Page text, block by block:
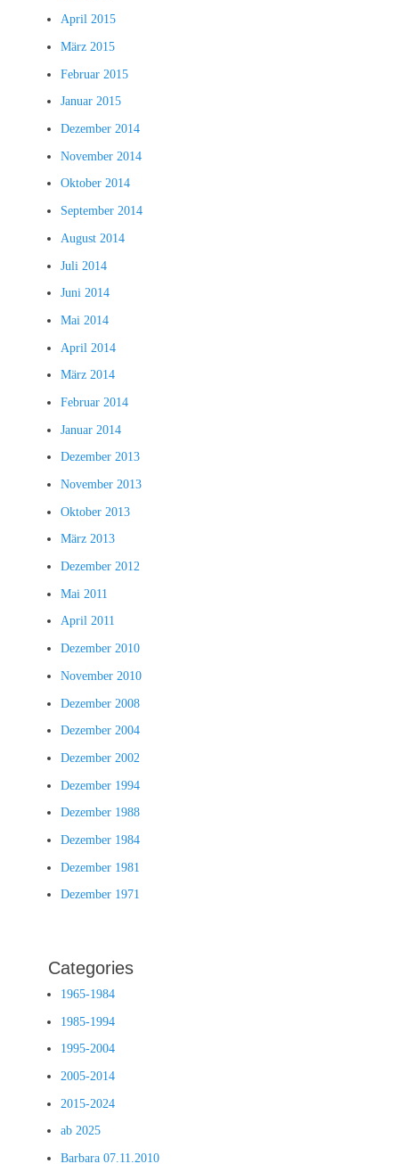
April 2015
März 2015
Februar 2015
Januar 2015
Dezember 2014
November 2014
Oktober 2014
September 2014
August 2014
Juli 2014
Juni 2014
Mai 2014
April 2014
März 2014
Februar 2014
Januar 2014
Dezember 2013
November 2013
Oktober 2013
März 2013
Dezember 2012
Mai 2011
April 2011
Dezember 2010
November 2010
Dezember 2008
Dezember 2004
Dezember 2002
Dezember 1994
Dezember 1988
Dezember 1984
Dezember 1981
Dezember 1971
Categories
1965-1984
1985-1994
1995-2004
2005-2014
2015-2024
ab 2025
Barbara 07.11.2010